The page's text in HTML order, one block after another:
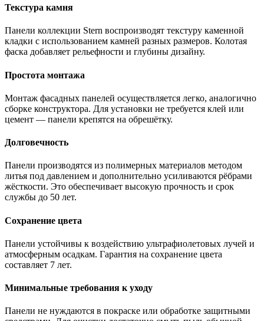
Текстура камня
Панели коллекции Stern воспроизводят текстуру каменной
кладки с использованием камней разных размеров. Колотая
фаска добавляет рельефности и глубины дизайну.
Простота монтажа
Монтаж фасадных панелей осуществляется легко, аналогично
сборке конструктора. Для установки не требуется клей или
цемент — панели крепятся на обрешётку.
Долговечность
Панели производятся из полимерных материалов методом
литья под давлением и дополнительно усиливаются рёбрами
жёсткости. Это обеспечивает высокую прочность и срок
службы до 50 лет.
Сохранение цвета
Панели устойчивы к воздействию ультрафиолетовых лучей и
атмосферным осадкам. Гарантия на сохранение цвета
составляет 7 лет.
Минимальные требования к уходу
Панели не нуждаются в покраске или обработке защитными